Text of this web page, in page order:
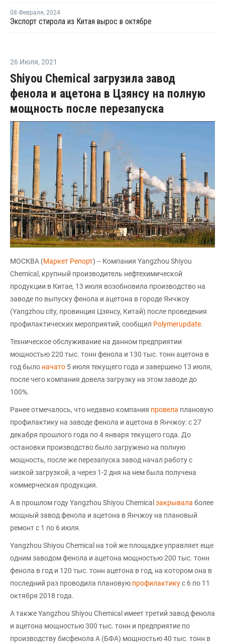
08 Февраля, 2024
Экспорт стирола из Китая вырос в октябре
26 Июля, 2021
Shiyou Chemical загрузила завод
фенола и ацетона в Цзянсу на полную
мощность после перезапуска
МОСКВА (Маркет Репорт) -- Компания Yangzhou Shiyou
Chemical, крупный производитель нефтехимической
продукции в Китае, 13 июля возобновила производство на
заводе по выпуску фенола и ацетона в городе Янчжоу
(Yangzhou city, провинция Цзянсу, Китай) после проведения
профилактических мероприятий, сообщил Polymerupdate.
Техническое обслуживание на данном предприятии
мощностью 220 тыс. тонн фенола и 130 тыс. тонн ацетона в
год было начато 5 июля текущего года и завершено 13 июля,
после чего компания довела загрузку на этом заводе до
100%.
Ранее отмечалось, что недавно компания провела плановую
профилактику на заводе фенола и ацетона в Янчжоу: с 27
декабря прошлого года по 4 января текущего года. До
остановки производство было загружено на полную
мощность, после же перезапуска завод начал работу с
низкой загрузкой, а через 1-2 дня на нем была получена
коммерческая продукция.
А в прошлом году Yangzhou Shiyou Chemical закрывала более
мощный завод фенола и ацетона в Янчжоу на плановый
ремонт с 1 по 6 июля.
Yangzhou Shiyou Chemical на той же площадке управляет еще
одним заводом фенола и ацетона мощностью 200 тыс. тонн
фенола в год и 120 тыс. тонн ацетона в год, на котором она в
последний раз проводила плановую профилактикус 6 по 11
октября 2018 года.
А также Yangzhou Shiyou Chemical имеет третий завод фенола
и ацетона мощностью 300 тыс. тонн и предприятие по
производству бисфенола А (БФА) мощностью 40 тыс. тонн в